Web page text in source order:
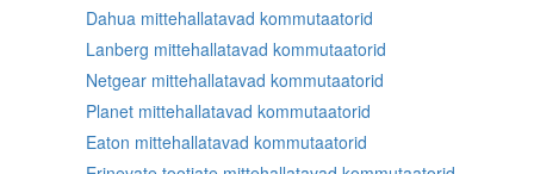
Dahua mittehallatavad kommutaatorid
Lanberg mittehallatavad kommutaatorid
Netgear mittehallatavad kommutaatorid
Planet mittehallatavad kommutaatorid
Eaton mittehallatavad kommutaatorid